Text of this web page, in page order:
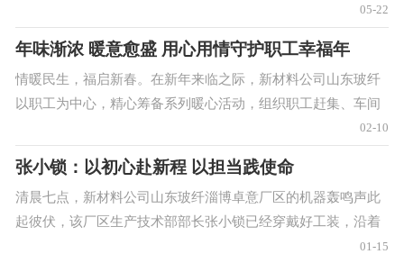
职场的质检新人，一路成长为统筹经营、精算成本、锐意革新
的管理骨干，在企业提质增效赛道上跑出亮
05-22
年味渐浓 暖意愈盛 用心用情守护职工幸福年
情暖民生，福启新春。在新年来临之际，新材料公司山东玻纤
以职工为中心，精心筹备系列暖心活动，组织职工赶集、车间
送福、积分换年货，用贴心举措传递关怀，让全体职工在浓浓
02-10
张小锁：以初心赴新程 以担当践使命
清晨七点，新材料公司山东玻纤淄博卓意厂区的机器轰鸣声此
起彼伏，该厂区生产技术部部长张小锁已经穿戴好工装，沿着
生产线逐一巡查。从2011年入职至今，15年时光在生产线的流
01-15